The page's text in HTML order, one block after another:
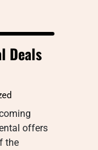
Deals
offers
the